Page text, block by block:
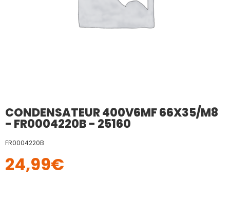
CONDENSATEUR 400V6MF 66X35/M8
- FR0004220B - 25160
FR0004220B
24,99€